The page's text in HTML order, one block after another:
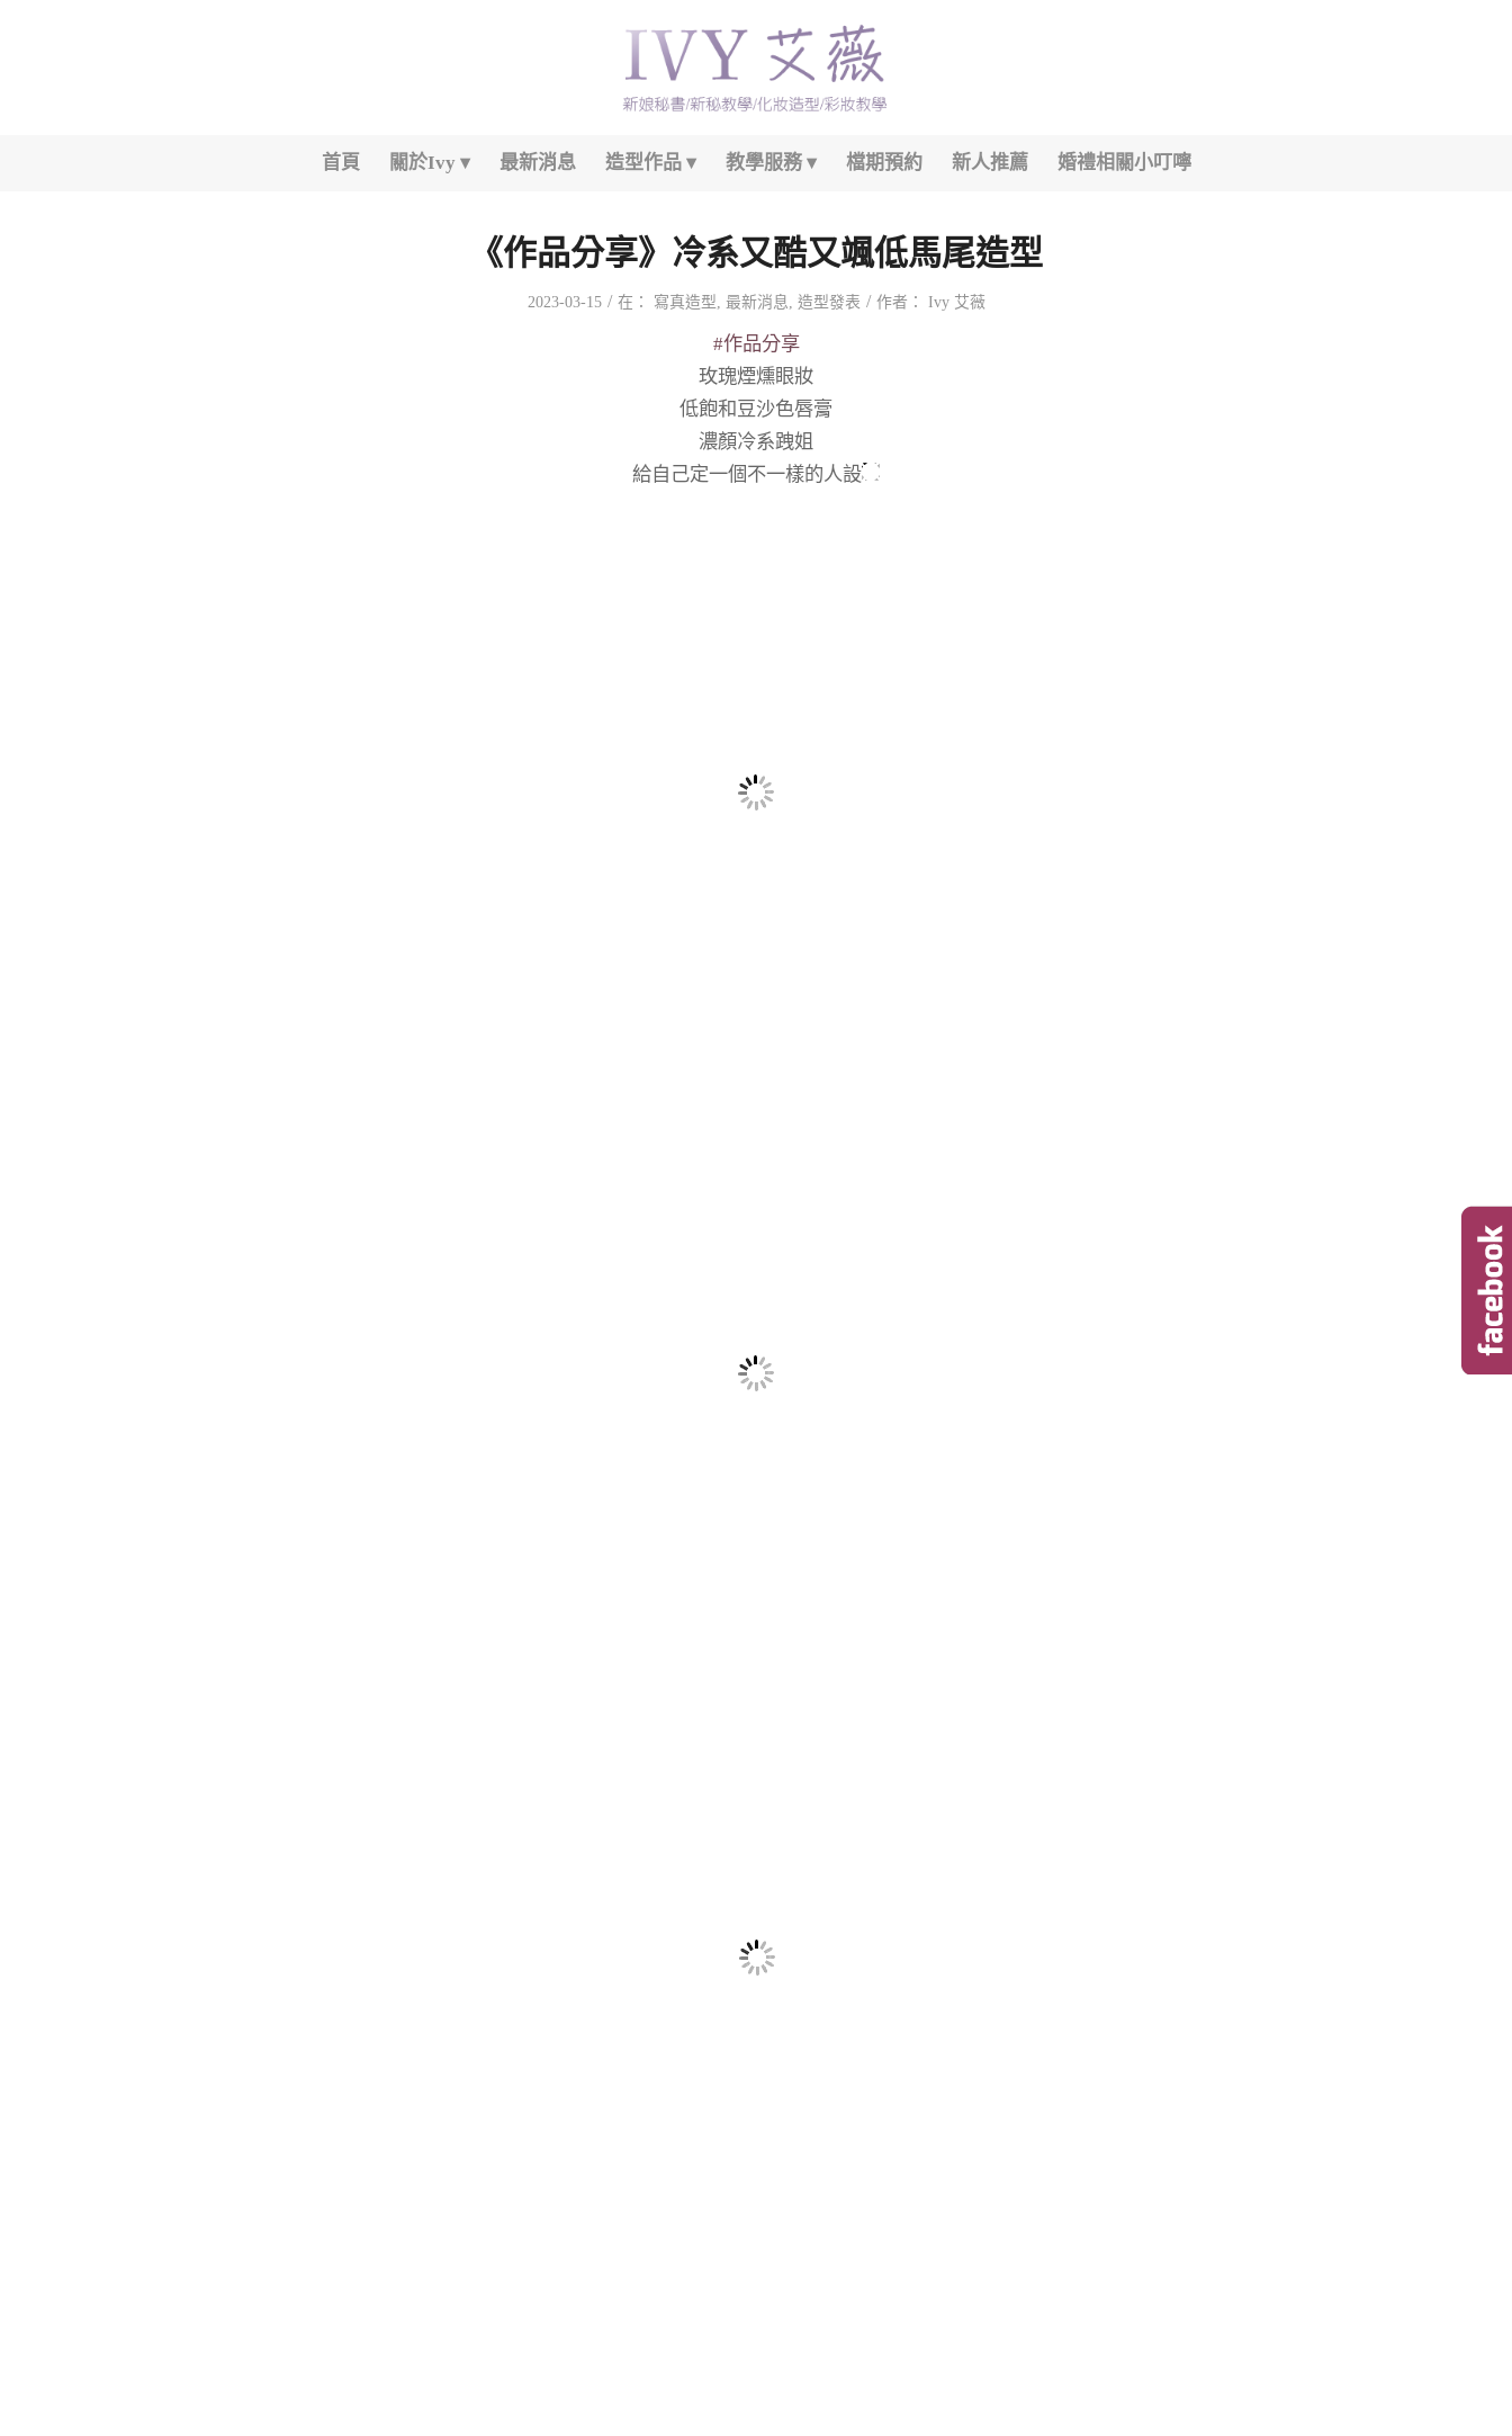
首頁 關於Ivy 最新消息 造型作品 教學服務 檔期預約 新人推薦 婚禮相關小叮嚀
《作品分享》冷系又酷又颯低馬尾造型
2023-03-15 / 在： 寫真造型, 最新消息, 造型發表 / 作者： Ivy 艾薇
#作品分享
玫瑰煙燻眼妝
低飽和豆沙色唇膏
濃顏冷系跩姐
給自己定一個不一樣的人設